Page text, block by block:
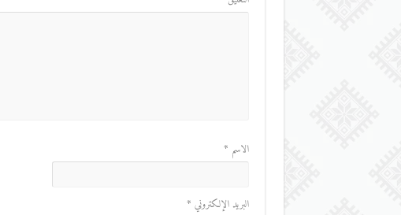
الاسم *
البريد الإلكتروني *